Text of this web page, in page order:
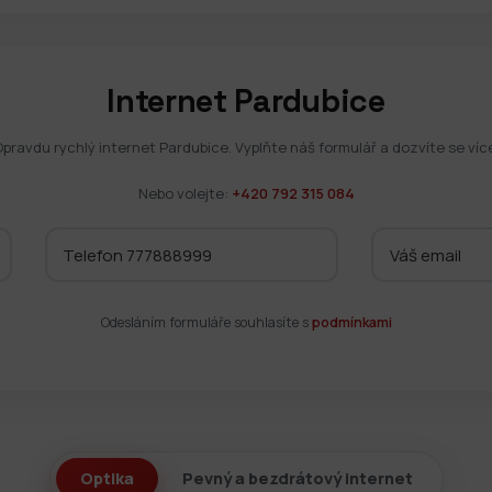
Internet Pardubice
rychlý internet Pardubice. Vyplňte náš formulář a dozvíte se
Nebo volejte: +420 792 315 084
Odesláním formuláře souhlasíte spodmínkami
Optika Pevný a bezdrátový internet